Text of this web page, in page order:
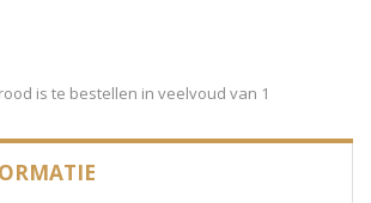
is te bestellen in veelvoud van 1